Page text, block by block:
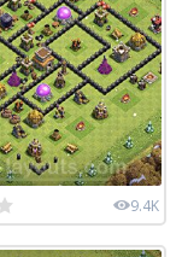
9.4K